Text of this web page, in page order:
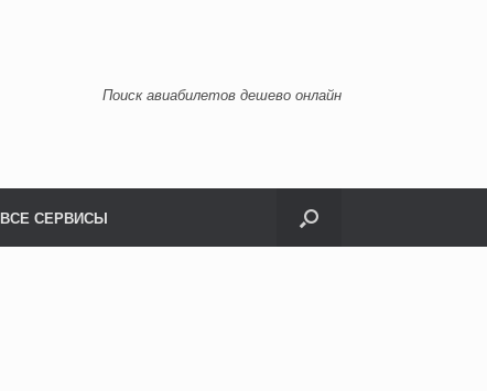
Поиск авиабилетов дешево онлайн
ВСЕ СЕРВИСЫ